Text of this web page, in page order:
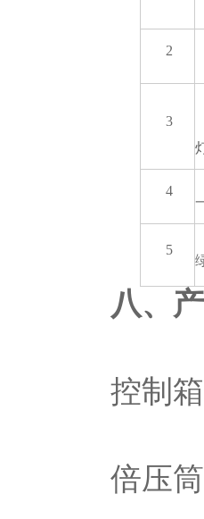
2
3
4
5
八、
控
倍